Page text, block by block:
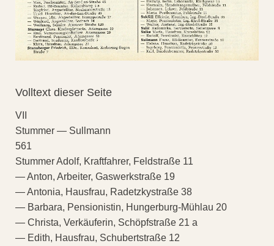
Volltext dieser Seite
VII
Stummer — Sullmann
561
Stummer Adolf, Kraftfahrer, Feldstraße 11
— Anton, Arbeiter, Gaswerkstraße 19
— Antonia, Hausfrau, Radetzkystraße 38
— Barbara, Pensionistin, Hungerburg-Mühlau 20
— Christa, Verkäuferin, Schöpfstraße 21 a
— Edith, Hausfrau, Schubertstraße 12